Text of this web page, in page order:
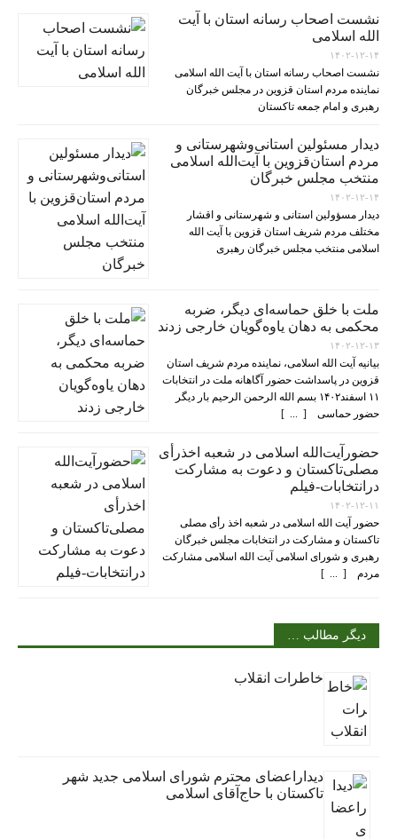
نشست اصحاب رسانه استان با آیت
الله اسلامی
۱۴۰۲-۱۲-۱۴
نشست اصحاب رسانه استان با آیت الله اسلامی
نماینده مردم استان قزوین در مجلس خبرگان
رهبری و امام جمعه تاکستان
دیدار مسئولین استانی‌وشهرستانی و
مردم‌ استان‌قزوین با آیت‌الله‌ اسلامی
منتخب مجلس‌ خبرگان
۱۴۰۲-۱۲-۱۴
دیدار مسؤولین استانی و شهرستانی و اقشار
مختلف مردم شریف استان قزوین با آیت الله
اسلامی منتخب مجلس خبرگان رهبری
ملت با خلق حماسه‌ای دیگر، ضربه
محکمی به دهان یاوه‌گویان خارجی زدند
۱۴۰۲-۱۲-۱۳
بیانیه آیت الله اسلامی، نماینده مردم شریف استان
قزوین در پاسداشت حضور آگاهانه ملت در انتخابات
۱۱ اسفند۱۴۰۲ بسم الله الرحمن الرحیم بار دیگر
حضور حماسی [ ... ]
حضورآیت‌الله اسلامی در شعبه اخذرأی
مصلی‌تاکستان و دعوت به مشارکت
درانتخابات-فیلم
۱۴۰۲-۱۲-۱۱
حضور آیت الله اسلامی در شعبه اخذ رأی مصلی
تاکستان و مشارکت در انتخابات مجلس خبرگان
رهبری و شورای اسلامی آیت الله اسلامی مشارکت
مردم [ ... ]
دیگر مطالب …
خاطرات انقلاب
دیداراعضای محترم شورای اسلامی جدید شهر
تاکستان با حاج‌آقای اسلامی